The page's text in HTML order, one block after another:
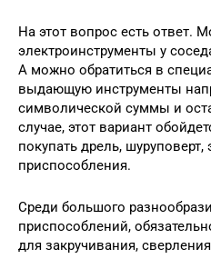
На этот вопрос есть ответ.
электроинструменты у
А можно обратиться в
выдающую инструменты
символической суммы и
случае, этот вариант
покупать дрель, шуруповерт,
приспособления.
Среди большого
приспособлений,
для закручивания,